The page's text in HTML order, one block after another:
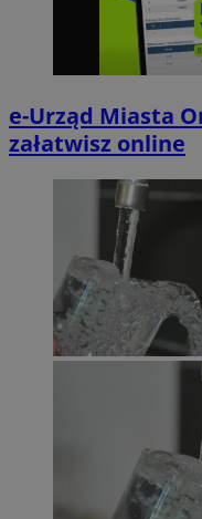
e-Urząd Miasta
załatwisz online